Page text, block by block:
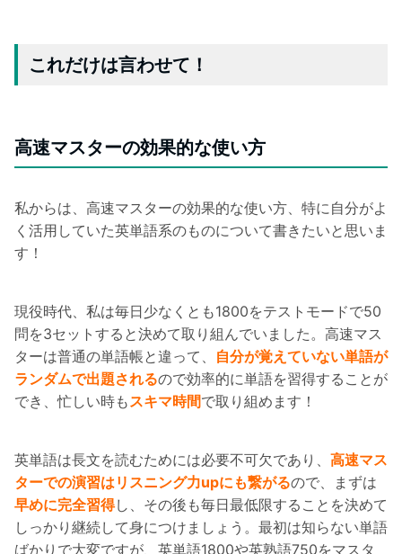
これだけは言わせて！
高速マスターの効果的な使い方
私からは、高速マスターの効果的な使い方、特に自分がよ
く活用していた英単語系のものについて書きたいと思いま
す！
現役時代、私は毎日少なくとも1800をテストモードで50
問を3セットすると決めて取り組んでいました。高速マス
ターは普通の単語帳と違って、 自分が覚えていない単語が
ランダムで出題されるので効率的に単語を習得することが
でき、忙しい時もスキマ時間で取り組めます！
英単語は長文を読むためには必要不可欠であり、 高速マス
ターでの演習はリスニング力upにも繋がるので、まずは
早めに完全習得し、その後も毎日最低限することを決めて
しっかり継続して身につけましょう。最初は知らない単語
ばかりで大変ですが、英単語1800や英熟語750をマスタ